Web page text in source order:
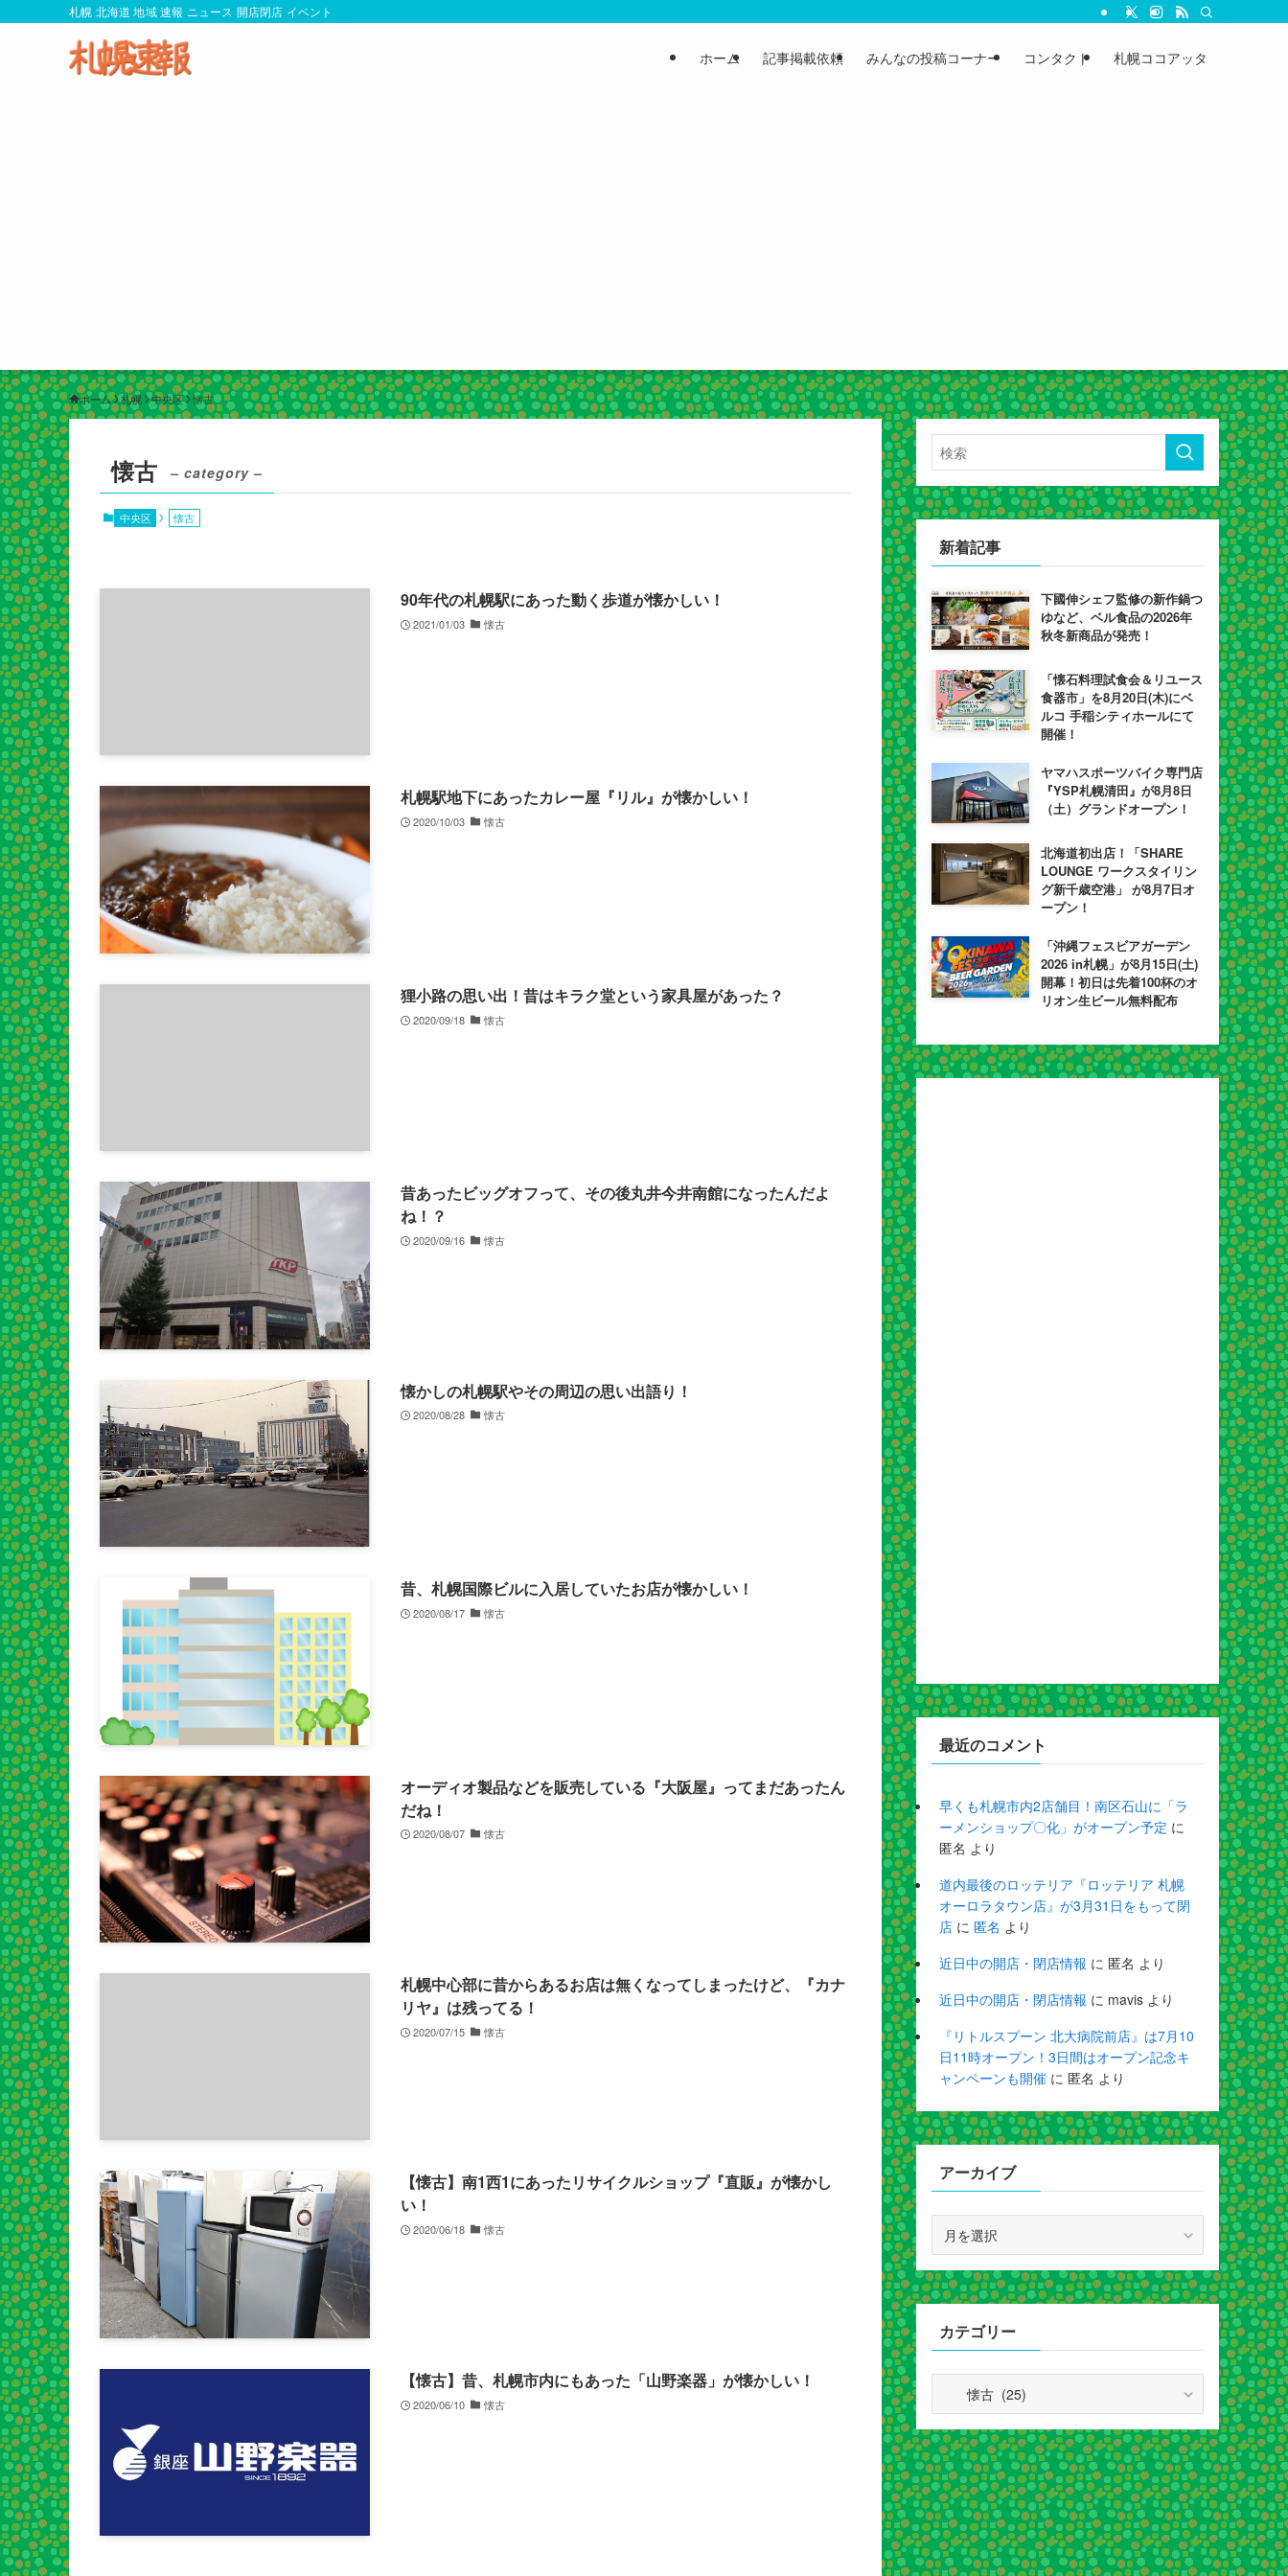
札幌 北海道 地域 速報 ニュース 開店閉店 イベント
ホーム 記事掲載依頼 みんなの投稿コーナー コンタクト 札幌ココアッタ
ホーム 札幌 中央区 懐古
懐古 – category –
中央区 懐古
90年代の札幌駅にあった動く歩道が懐かしい！
2021/01/03 懐古
札幌駅地下にあったカレー屋『リル』が懐かしい！
2020/10/03 懐古
狸小路の思い出！昔はキラク堂という家具屋があった？
2020/09/18 懐古
昔あったビッグオフって、その後丸井今井南館になったんだよ
ね！？
2020/09/16 懐古
懐かしの札幌駅やその周辺の思い出語り！
2020/08/28 懐古
昔、札幌国際ビルに入居していたお店が懐かしい！
2020/08/17 懐古
オーディオ製品などを販売している『大阪屋』ってまだあったん
だね！
2020/08/07 懐古
札幌中心部に昔からあるお店は無くなってしまったけど、『カナ
リヤ』は残ってる！
2020/07/15 懐古
【懐古】南1西1にあったリサイクルショップ『直販』が懐かし
い！
2020/06/18 懐古
【懐古】昔、札幌市内にもあった「山野楽器」が懐かしい！
2020/06/10 懐古
新着記事
下國伸シェフ監修の新作鍋つ
ゆなど、ベル食品の2026年
秋冬新商品が発売！
「懐石料理試食会＆リユース
食器市」を8月20日(木)にベ
ルコ 手稲シティホールにて
開催！
ヤマハスポーツバイク専門店
『YSP札幌清田』が8月8日
（土）グランドオープン！
北海道初出店！「SHARE
LOUNGE ワークスタイリン
グ新千歳空港」 が8月7日オ
ープン！
「沖縄フェスビアガーデン
2026 in札幌」が8月15日(土)
開幕！初日は先着100杯のオ
リオン生ビール無料配布
最近のコメント
早くも札幌市内2店舗目！南区石山に「ラ
ーメンショップ〇化」がオープン予定 に
匿名 より
道内最後のロッテリア『ロッテリア 札幌
オーロラタウン店』が3月31日をもって閉
店 に 匿名 より
近日中の開店・閉店情報 に 匿名 より
近日中の開店・閉店情報 に mavis より
『リトルスプーン 北大病院前店』は7月10
日11時オープン！3日間はオープン記念キ
ャンペーンも開催 に 匿名 より
アーカイブ
カ
イ
ブ
カテゴリー
ゴ
リ
ー